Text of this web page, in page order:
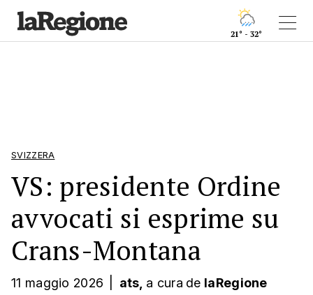
21° - 32°
SVIZZERA
VS: presidente Ordine
avvocati si esprime su
Crans-Montana
11 maggio 2026 ats, a cura de laRegione